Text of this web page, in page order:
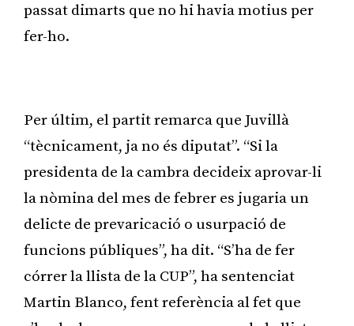
passat dimarts que no hi havia motius per
fer-ho.
Per últim, el partit remarca que Juvillà
“tècnicament, ja no és diputat”. “Si la
presidenta de la cambra decideix aprovar-li
la nòmina del mes de febrer es jugaria un
delicte de prevaricació o usurpació de
funcions públiques”, ha dit. “S’ha de fer
córrer la llista de la CUP”, ha sentenciat
Martin Blanco, fent referència al fet que